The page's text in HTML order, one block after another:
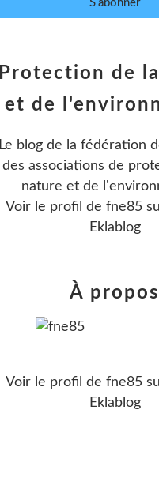
Protection de
et de
Le blog de la fédération
des associations de
nature et de
Voir le profil de fne85
Eklablog
À propos
Voir le profil de fne85
Eklablog